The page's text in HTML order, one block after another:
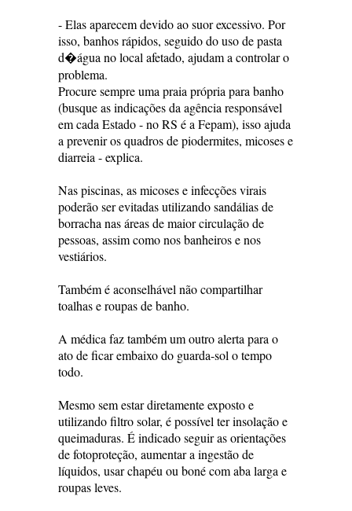
- Elas aparecem devido ao suor excessivo. Por
isso, banhos rápidos, seguido do uso de pasta
d�água no local afetado, ajudam a controlar o
problema.
Procure sempre uma praia própria para banho
(busque as indicações da agência responsável
em cada Estado - no RS é a Fepam), isso ajuda
a prevenir os quadros de piodermites, micoses e
diarreia - explica.
Nas piscinas, as micoses e infecções virais
poderão ser evitadas utilizando sandálias de
borracha nas áreas de maior circulação de
pessoas, assim como nos banheiros e nos
vestiários.
Também é aconselhável não compartilhar
toalhas e roupas de banho.
A médica faz também um outro alerta para o
ato de ficar embaixo do guarda-sol o tempo
todo.
Mesmo sem estar diretamente exposto e
utilizando filtro solar, é possível ter insolação e
queimaduras. É indicado seguir as orientações
de fotoproteção, aumentar a ingestão de
líquidos, usar chapéu ou boné com aba larga e
roupas leves.